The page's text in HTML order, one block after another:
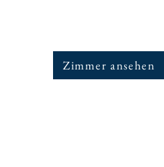
Zimmer ansehen